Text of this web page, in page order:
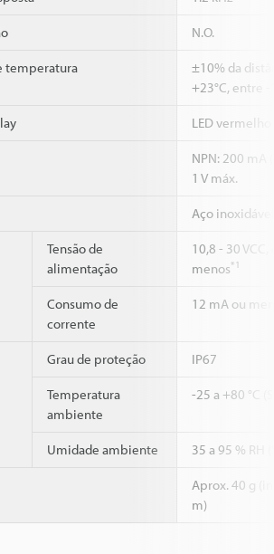
N.O.
temperatura
±10% da
+23°C, entre -
LED vermelho
NPN: 200 mA
1 V máx.
Aço inoxidável
Tensão de
alimentação
10,8 - 30
menos*1
Consumo de
corrente
12 mA ou
Grau de proteção IP67
Temperatura
ambiente
-25 a +80 °C
Umidade ambiente 35 a 95 % RH
Aprox. 40 g
m)